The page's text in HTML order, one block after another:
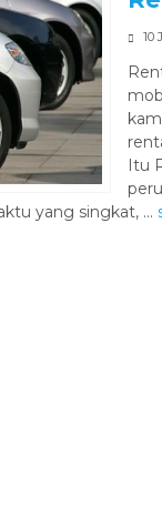
10
Itu
yang singkat, ...